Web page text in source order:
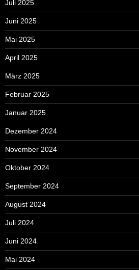
Juli 2025
Juni 2025
Mai 2025
April 2025
März 2025
Februar 2025
Januar 2025
Dezember 2024
November 2024
Oktober 2024
September 2024
August 2024
Juli 2024
Juni 2024
Mai 2024